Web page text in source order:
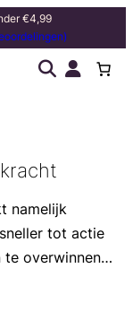
€4,99
namelijk
tot actie
overwinnen.